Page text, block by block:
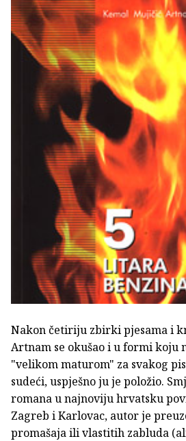
Nakon četiriju zbirki pjesama i
Artnam se okušao i u formi koju
"velikom maturom" za svakog
sudeći, uspješno ju je položio.
romana u najnoviju hrvatsku
Zagreb i Karlovac, autor je
promašaja ili vlastitih zabluda